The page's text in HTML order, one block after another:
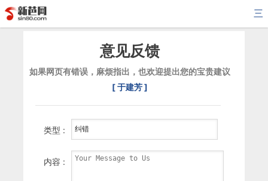
三
意见反馈
如果网页有错误，麻烦指出，也欢迎提出您的宝贵建议
[ 于建芳 ]
类型 :
内容 :